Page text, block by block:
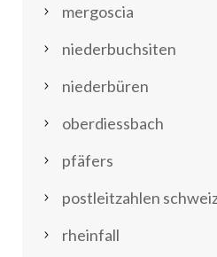
mergoscia
niederbuchsiten
niederbüren
oberdiessbach
pfäfers
postleitzahlen
rheinfall